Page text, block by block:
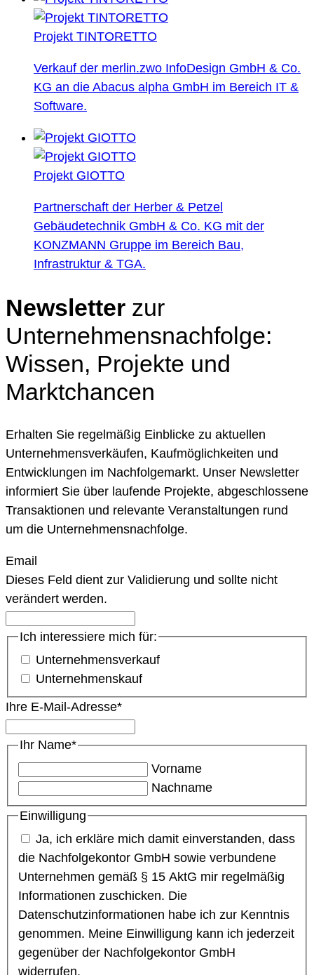
Projekt TINTORETTO
Verkauf der merlin.zwo InfoDesign GmbH & Co.
KG an die Abacus alpha GmbH im Bereich IT &
Software.
Projekt GIOTTO
Partnerschaft der Herber & Petzel
Gebäudetechnik GmbH & Co. KG mit der
KONZMANN Gruppe im Bereich Bau,
Infrastruktur & TGA.
Newsletter zur
Unternehmensnachfolge:
Wissen, Projekte und
Marktchancen
Erhalten Sie regelmäßig Einblicke zu aktuellen
Unternehmensverkäufen, Kaufmöglichkeiten und
Entwicklungen im Nachfolgemarkt. Unser Newsletter
informiert Sie über laufende Projekte, abgeschlossene
Transaktionen und relevante Veranstaltungen rund
um die Unternehmensnachfolge.
Email
Dieses Feld dient zur Validierung und sollte nicht
verändert werden.
Ich interessiere mich für:
Unternehmensverkauf
Unternehmenskauf
Ihre E-Mail-Adresse*
Ihr Name*
Vorname
Nachname
Einwilligung
Ja, ich erkläre mich damit einverstanden, dass
die Nachfolgekontor GmbH sowie verbundene
Unternehmen gemäß § 15 AktG mir regelmäßig
Informationen zuschicken. Die
Datenschutzinformationen habe ich zur Kenntnis
genommen. Meine Einwilligung kann ich jederzeit
gegenüber der Nachfolgekontor GmbH
widerrufen.